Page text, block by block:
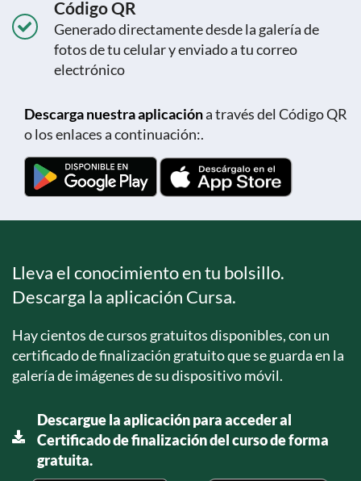
Código QR
Generado directamente desde la galería de
fotos de tu celular y enviado a tu correo
electrónico
Descarga nuestra aplicacióna través del Código QR
o los enlaces a continuación:.
Lleva el conocimiento en tu bolsillo.
Descarga la aplicación Cursa.
Hay cientos de cursos gratuitos disponibles, con un
certificado de finalización gratuito que se guarda en la
galería de imágenes de su dispositivo móvil.
Descargue la aplicación para acceder al
Certificado de finalización del curso de forma
gratuita.